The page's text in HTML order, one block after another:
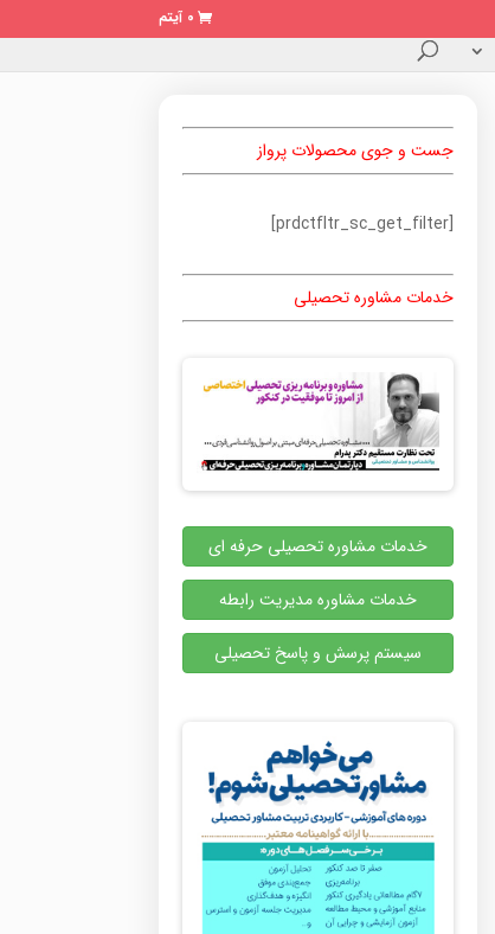
0 آیتم
جست و جوی محصولات پرواز
[prdctfltr_sc_get_filter]
خدمات مشاوره تحصیلی
خدمات مشاوره تحصیلی حرفه ای
خدمات مشاوره مدیریت رابطه
سیستم پرسش و پاسخ تحصیلی